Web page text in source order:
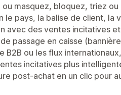
masquez, bloquez, triez
pays, la balise de client, la
avec des ventes incitatives
passage en caisse
B2B ou les flux
incitatives plus
post-achat en un clic pour